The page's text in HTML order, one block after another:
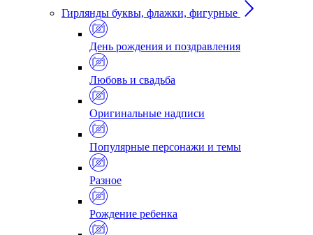
Гирлянды буквы, флажки, фигурные
День рождения и поздравления
Любовь и свадьба
Оригинальные надписи
Популярные персонажи и темы
Разное
Рождение ребенка